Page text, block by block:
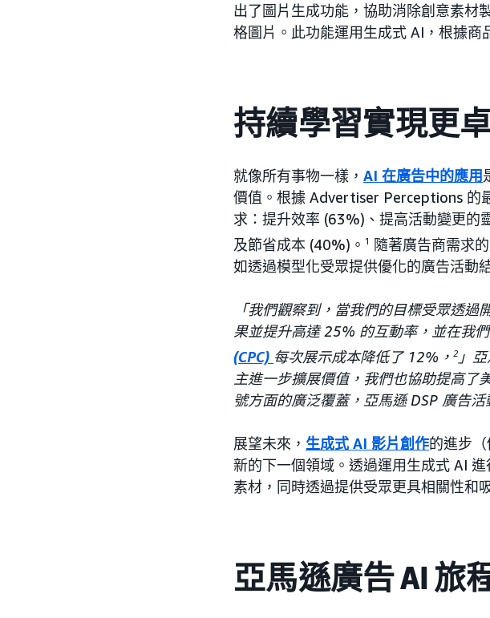
出了圖片生成功能，協助消除創意素材
格圖片。此功能運用生成式 AI，根據商
持續學習實現更
就像所有事物一樣， AI 在廣告中的應用
價值。根據 Advertiser Perceptions 的
求：提升效率 (63%)、提高活動變更的
及節省成本 (40%)。 1
隨著廣告商需求
如透過模型化受眾提供優化的廣告活動
「我們觀察到，當我們的目標受眾透
果並提升高達 25% 的互動率，並在我
(CPC) 每次展示成本降低了 12%， 2 」
主進一步擴展價值，我們也協助提高了
號方面的廣泛覆蓋，亞馬遜 DSP 廣告
展望未來， 生成式 AI 影片創作的進步
新的下一個領域。透過運用生成式 AI
素材，同時透過提供受眾更具相關性和
亞馬遜廣告 AI 旅